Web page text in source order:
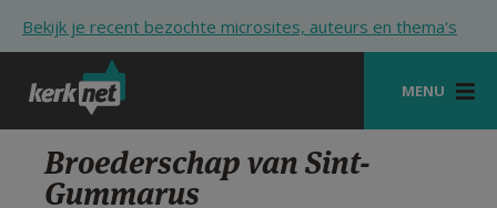
Bekijk je recent bezochte microsites, auteurs en thema's
MENU
STARTPAGINA
KERK
Broederschap van Sint-
Gummarus